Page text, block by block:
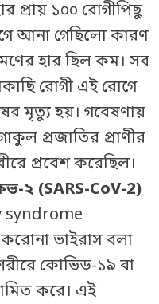
প্রায় ১০০ রোগীপিছু
আনা গেছিলো কারণ
হার ছিল কম। সব
রোগী এই রোগে
মৃত্যু হয়। গবেষণায়
প্রজাতির প্রাণীর
প্রবেশ করেছিল।
২ (SARS-CoV-2)
syndrome
ভাইরাস বলা
কোভিড-১৯ বা
করে। এই